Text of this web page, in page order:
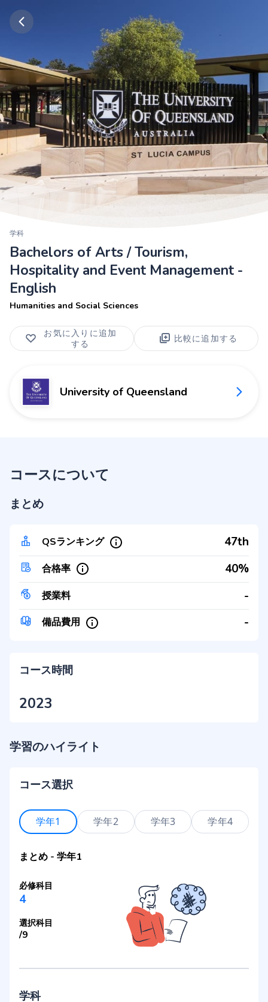
学科
Bachelors of Arts / Tourism,
Hospitality and Event Management -
English
Humanities and Social Sciences
お気に入りに追加
する
比較に追加する
University of Queensland
コースについて
まとめ
QSランキング 47th
合格率 40%
授業料 -
備品費用 -
コース時間
2023
学習のハイライト
コース選択
学年1 学年2 学年3 学年4
まとめ - 学年1
必修科目
4
選択科目
/9
学科